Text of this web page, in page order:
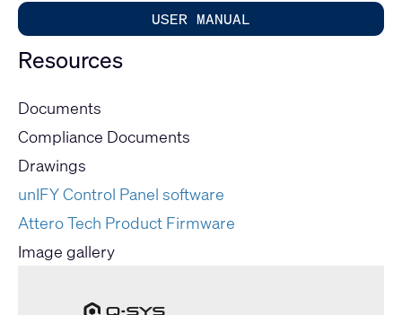
USER MANUAL
Resources
Documents
Compliance Documents
Drawings
unIFY Control Panel software
Attero Tech Product Firmware
Image gallery